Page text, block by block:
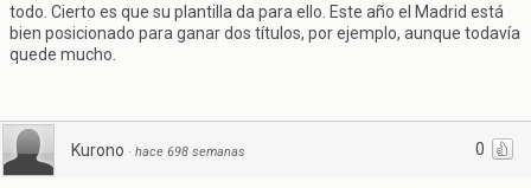
todo. Cierto es que su plantilla da para ello. Este año el Madrid está
bien posicionado para ganar dos títulos, por ejemplo, aunque todavía
quede mucho.
0
Kurono · hace 698 semanas